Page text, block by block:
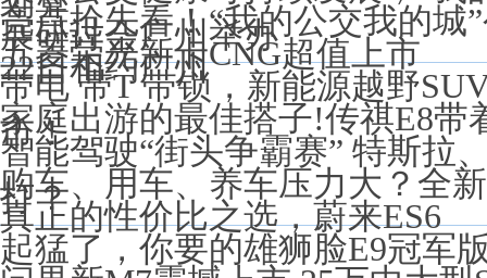
展研讨会广州举办
亮点抢先看！“我的公交我的城
22日相约广州
五菱荣光新卡CNG超值上市
带电 带T 带锁，新能源越野
市！
家庭出游的最佳搭子!传祺E8带
智能驾驶“街头争霸赛” 特斯拉
打？
购车、用车、养车压力大？全
真正的性价比之选，蔚来ES6
起猛了，你要的雄狮脸E9冠军